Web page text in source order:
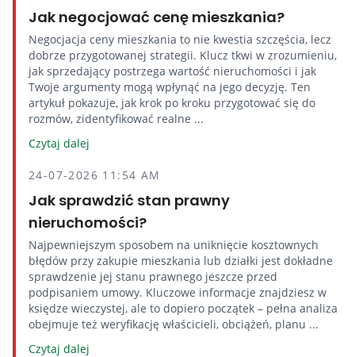
Jak negocjować cenę mieszkania?
Negocjacja ceny mieszkania to nie kwestia szczęścia, lecz
dobrze przygotowanej strategii. Klucz tkwi w zrozumieniu,
jak sprzedający postrzega wartość nieruchomości i jak
Twoje argumenty mogą wpłynąć na jego decyzję. Ten
artykuł pokazuje, jak krok po kroku przygotować się do
rozmów, zidentyfikować realne ...
Czytaj dalej
24-07-2026 11:54 AM
Jak sprawdzić stan prawny
nieruchomości?
Najpewniejszym sposobem na uniknięcie kosztownych
błędów przy zakupie mieszkania lub działki jest dokładne
sprawdzenie jej stanu prawnego jeszcze przed
podpisaniem umowy. Kluczowe informacje znajdziesz w
księdze wieczystej, ale to dopiero początek – pełna analiza
obejmuje też weryfikację właścicieli, obciążeń, planu ...
Czytaj dalej